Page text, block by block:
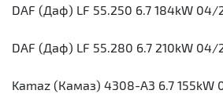
DAF (Даф) LF 55.250 6.7 184kW
DAF (Даф) LF 55.280 6.7 210kW
Kamaz (Камаз) 4308-A3 6.7 155kW